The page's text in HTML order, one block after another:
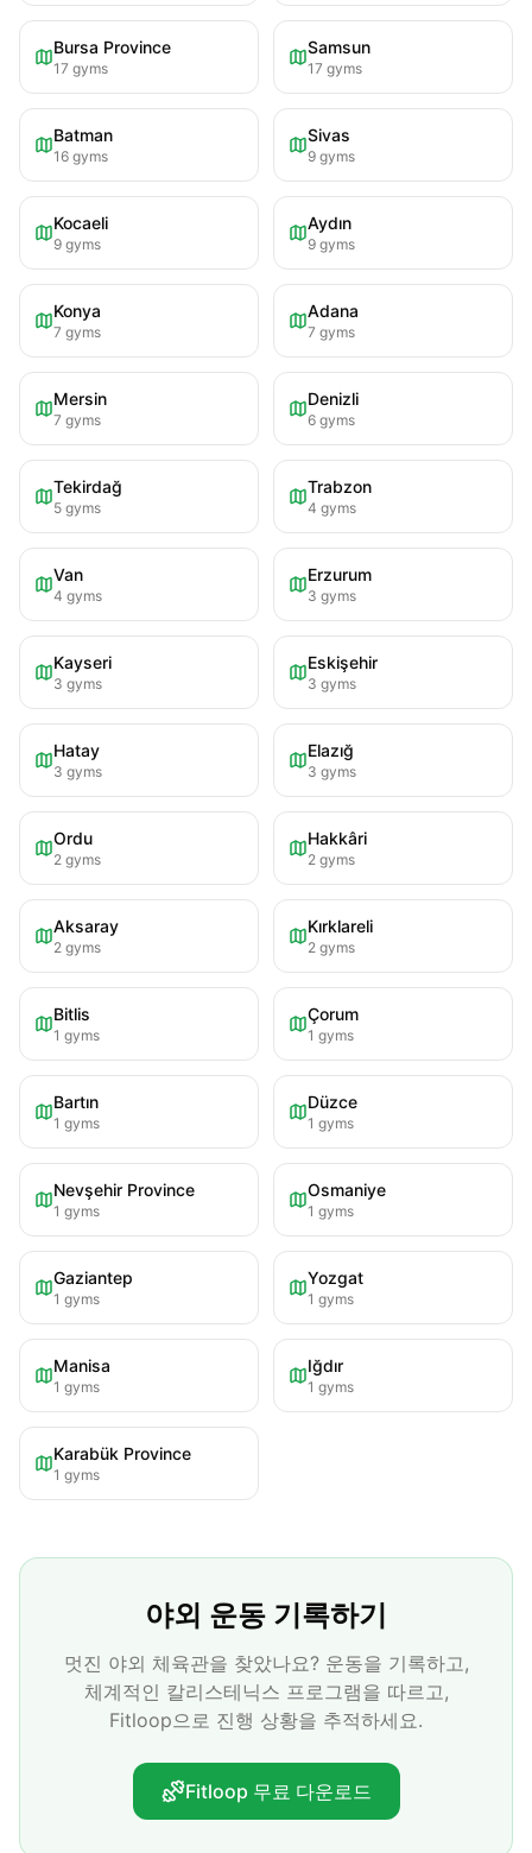
Bursa Province
17 gyms
Samsun
17 gyms
Batman
16 gyms
Sivas
9 gyms
Kocaeli
9 gyms
Aydın
9 gyms
Konya
7 gyms
Adana
7 gyms
Mersin
7 gyms
Denizli
6 gyms
Tekirdağ
5 gyms
Trabzon
4 gyms
Van
4 gyms
Erzurum
3 gyms
Kayseri
3 gyms
Eskişehir
3 gyms
Hatay
3 gyms
Elazığ
3 gyms
Ordu
2 gyms
Hakkâri
2 gyms
Aksaray
2 gyms
Kırklareli
2 gyms
Bitlis
1 gyms
Çorum
1 gyms
Bartın
1 gyms
Düzce
1 gyms
Nevşehir Province
1 gyms
Osmaniye
1 gyms
Gaziantep
1 gyms
Yozgat
1 gyms
Manisa
1 gyms
Iğdır
1 gyms
Karabük Province
1 gyms
야외 운동 기록하기
멋진 야외 체육관을 찾았나요? 운동을 기록하고,
체계적인 칼리스테닉스 프로그램을 따르고,
Fitloop으로 진행 상황을 추적하세요.
Fitloop 무료 다운로드